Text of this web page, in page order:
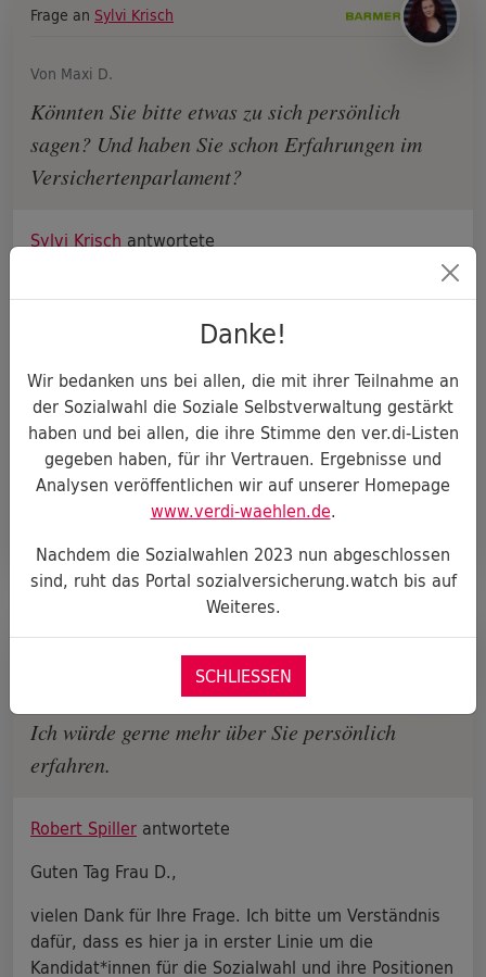
Frage an Sylvi Krisch
Von Maxi D.
Könnten Sie bitte etwas zu sich persönlich
sagen? Und haben Sie schon Erfahrungen im
Versichertenparlament?
Sylvi Krischantwortete
ich war bis 2022 bereits mehrere Jahre als stellv.
Mitglied im Verwaltungsrat der BARMER, seit 2022
als ordentliches Mitglied.
Ich bin 43 Jahre alt. Ich komme gebürtig aus der
Lausitz und ...
Frage anRobert Spiller
Ich würde gerne mehr über Sie persönlich
erfahren.
Robert Spiller antwortete
Guten Tag Frau D.,
vielen Dank für Ihre Frage. Ich bitte um Verständnis
dafür, dass es hier ja in erster Linie um die
Kandidat*innen für die Sozialwahl und ihre Positionen
Danke!
Wir bedanken uns bei allen, die mit ihrer Teilnahme an
der Sozialwahl die Soziale Selbstverwaltung gestärkt
haben und bei allen, die ihre Stimme den ver.di-Listen
gegeben haben, für ihr Vertrauen. Ergebnisse und
Analysen veröffentlichen wir auf unserer Homepage
www.verdi-waehlen.de.
Nachdem die Sozialwahlen 2023 nun abgeschlossen
sind, ruht das Portal sozialversicherung.watch bis auf
Weiteres.
SCHLIESSEN